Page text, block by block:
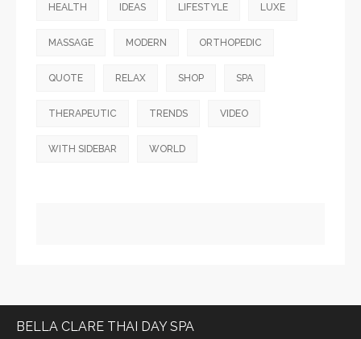
HEALTH IDEAS LIFESTYLE LUXE
MASSAGE MODERN ORTHOPEDIC
QUOTE RELAX SHOP SPA
THERAPEUTIC TRENDS VIDEO
WITH SIDEBAR WORLD
BELLA CLARE THAI DAY SPA